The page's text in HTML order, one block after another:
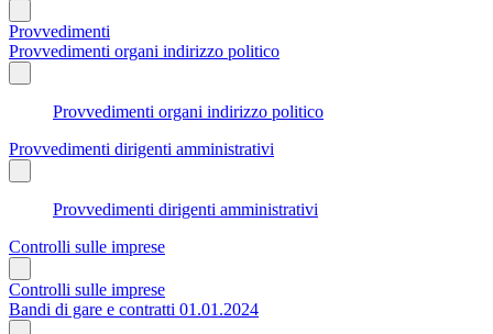
Provvedimenti
Provvedimenti organi indirizzo politico
Provvedimenti organi indirizzo politico
Provvedimenti dirigenti amministrativi
Provvedimenti dirigenti amministrativi
Controlli sulle imprese
Controlli sulle imprese
Bandi di gare e contratti 01.01.2024